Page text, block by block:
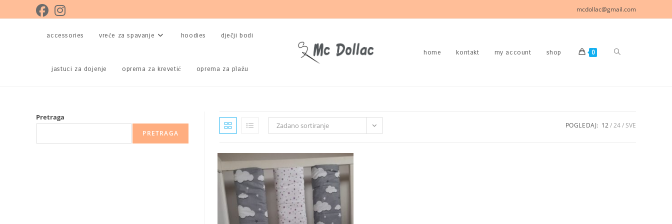
na
mcdollac@gmail.com
accessories vreće za spavanje hoodies dječji bodi
jastuci za dojenje oprema za krevetić oprema za plažu
home kontakt my account shop 0 uključi/isključi
Zadano sortiranje POGLEDAJ: 12 24 SVE
Pretraga
PRETRAGA